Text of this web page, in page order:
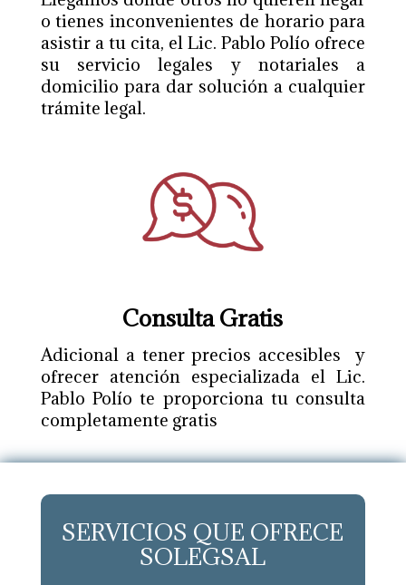
o tienes inconvenientes de horario para
asistir a tu cita, el Lic. Pablo Polío ofrece
su servicio legales y notariales a
domicilio para dar solución a cualquier
trámite legal.
Consulta Gratis
Adicional a tener precios accesibles y
ofrecer atención especializada el Lic.
Pablo Polío te proporciona tu consulta
completamente gratis
SERVICIOS QUE OFRECE
SOLEGSAL